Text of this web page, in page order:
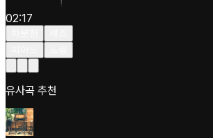
02:17
유사곡 추천